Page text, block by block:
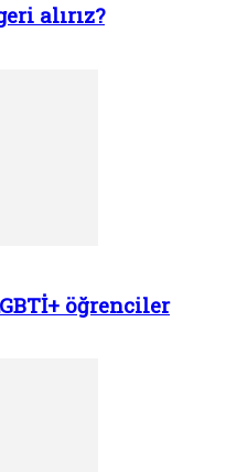
alırız?
öğrenciler